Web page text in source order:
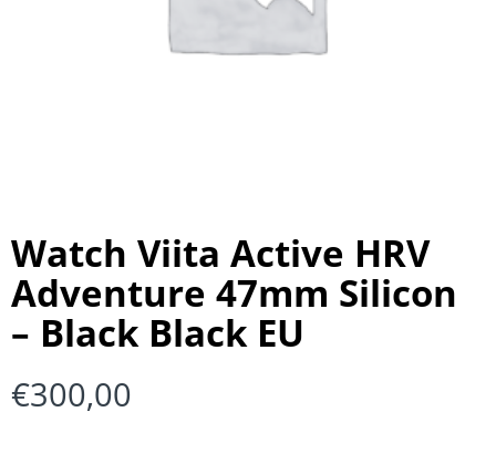
Watch Viita Active HRV
Adventure 47mm Silicon
– Black Black EU
€300,00